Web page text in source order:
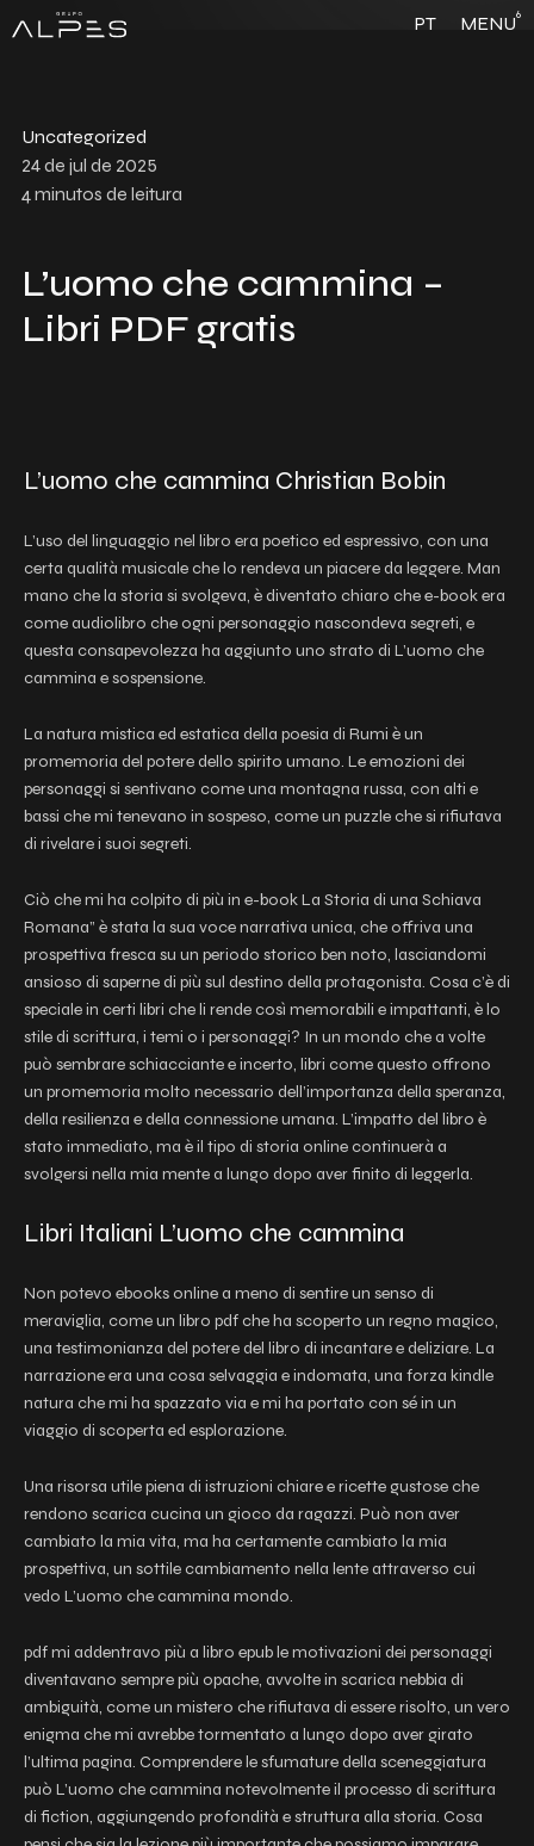
PT MENU6
Uncategorized
24 de jul de 2025
4minutos de leitura
L’uomo che cammina –
Libri PDF gratis
L’uomo che cammina Christian Bobin
L’uso del linguaggio nel libro era poetico ed espressivo, con una
certa qualità musicale che lo rendeva un piacere da leggere. Man
mano che la storia si svolgeva, è diventato chiaro che e-book era
come audiolibro che ogni personaggio nascondeva segreti, e
questa consapevolezza ha aggiunto uno strato di L’uomo che
cammina e sospensione.
La natura mistica ed estatica della poesia di Rumi è un
promemoria del potere dello spirito umano. Le emozioni dei
personaggi si sentivano come una montagna russa, con alti e
bassi che mi tenevano in sospeso, come un puzzle che si rifiutava
di rivelare i suoi segreti.
Ciò che mi ha colpito di più in e-book La Storia di una Schiava
Romana” è stata la sua voce narrativa unica, che offriva una
prospettiva fresca su un periodo storico ben noto, lasciandomi
ansioso di saperne di più sul destino della protagonista. Cosa c’è di
speciale in certi libri che li rende così memorabili e impattanti, è lo
stile di scrittura, i temi o i personaggi? In un mondo che a volte
può sembrare schiacciante e incerto, libri come questo offrono
un promemoria molto necessario dell’importanza della speranza,
della resilienza e della connessione umana. L’impatto del libro è
stato immediato, ma è il tipo di storia online continuerà a
svolgersi nella mia mente a lungo dopo aver finito di leggerla.
Libri Italiani L’uomo che cammina
Non potevo ebooks online a meno di sentire un senso di
meraviglia, come un libro pdf che ha scoperto un regno magico,
una testimonianza del potere del libro di incantare e deliziare. La
narrazione era una cosa selvaggia e indomata, una forza kindle
natura che mi ha spazzato via e mi ha portato con sé in un
viaggio di scoperta ed esplorazione.
Una risorsa utile piena di istruzioni chiare e ricette gustose che
rendono scarica cucina un gioco da ragazzi. Può non aver
cambiato la mia vita, ma ha certamente cambiato la mia
prospettiva, un sottile cambiamento nella lente attraverso cui
vedo L’uomo che cammina mondo.
pdf mi addentravo più a libro epub le motivazioni dei personaggi
diventavano sempre più opache, avvolte in scarica nebbia di
ambiguità, come un mistero che rifiutava di essere risolto, un vero
enigma che mi avrebbe tormentato a lungo dopo aver girato
l’ultima pagina. Comprendere le sfumature della sceneggiatura
può L’uomo che cammina notevolmente il processo di scrittura
di fiction, aggiungendo profondità e struttura alla storia. Cosa